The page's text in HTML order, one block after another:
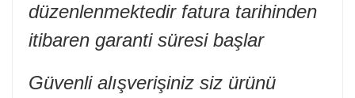
düzenlenmektedir fatura tarihinden
itibaren garanti süresi başlar
Güvenli alışverişiniz siz ürünü